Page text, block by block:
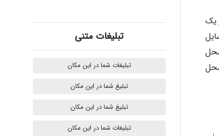
یک
Nazaninkarkonتبلیغات متنی
تبلیغات شما در این مکان
تبلیغ شما در این مکان
تبلیغ شما در این مکان
تبلیغات شما در این مکان